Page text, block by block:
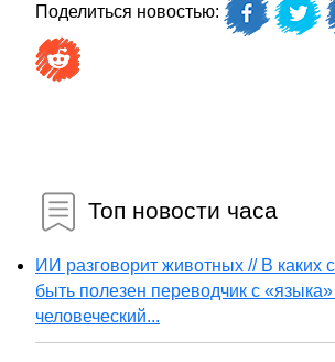
Поделиться новостью:
Топ новости часа
ИИ разговорит животных // В каких
быть полезен переводчик с
человеческий...